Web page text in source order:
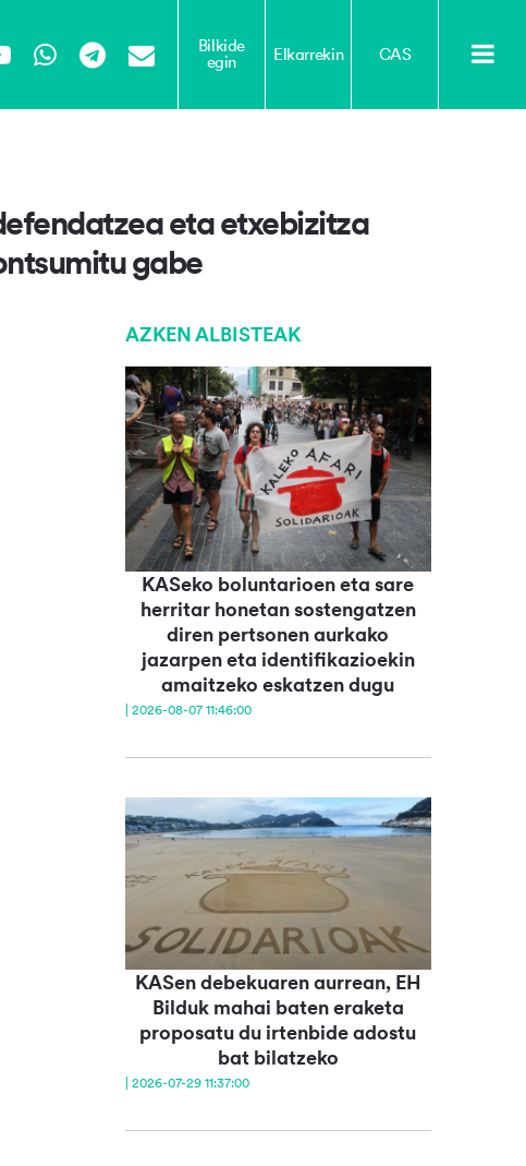
WhatsApp
Telegram
Email
Bilkide
egin
Elkarrekin CAS
eta etxebizitza
gabe
AZKEN ALBISTEAK
KASeko boluntarioen eta sare
herritar honetan sostengatzen
diren pertsonen aurkako
jazarpen eta identifikazioekin
amaitzeko eskatzen dugu
| 2026-08-07 11:46:00
KASen debekuaren aurrean, EH
Bilduk mahai baten eraketa
proposatu du irtenbide adostu
bat bilatzeko
| 2026-07-29 11:37:00